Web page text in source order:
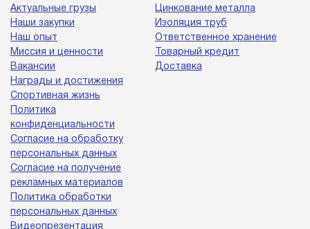
Актуальные грузы
Наши закупки
Наш опыт
Миссия и ценности
Вакансии
Награды и достижения
Спортивная жизнь
Политика
конфиденциальности
Согласие на обработку
персональных данных
Согласие на получение
рекламных материалов
Политика обработки
персональных данных
Видеопрезентация
Цинкование металла
Изоляция труб
Ответственное хранение
Товарный кредит
Доставка